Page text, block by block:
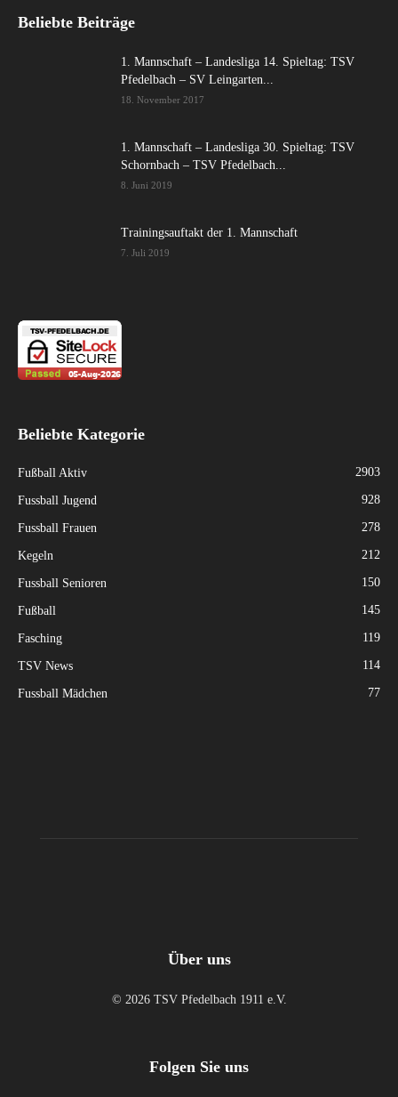
Beliebte Beiträge
1. Mannschaft – Landesliga 14. Spieltag: TSV
Pfedelbach – SV Leingarten...
18. November 2017
1. Mannschaft – Landesliga 30. Spieltag: TSV
Schornbach – TSV Pfedelbach...
8. Juni 2019
Trainingsauftakt der 1. Mannschaft
7. Juli 2019
Beliebte Kategorie
Fußball Aktiv 2903
Fussball Jugend 928
Fussball Frauen 278
Kegeln 212
Fussball Senioren 150
Fußball 145
Fasching 119
TSV News 114
Fussball Mädchen 77
Über uns
© 2026 TSV Pfedelbach 1911 e.V.
Folgen Sie uns